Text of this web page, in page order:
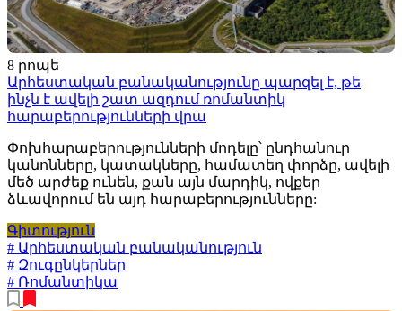
8 րոպե
Արհեստական բանականությունը պարզել է, թե
ինչն է ավելի շատ ազդում ռոմանտիկ
հարաբերությունների վրա
Փոխհարաբերությունների մոդելը՝ ընդհանուր
կանոնները, կատակները, համատեղ փորձը, ավելի
մեծ արժեք ունեն, քան այն մարդիկ, ովքեր
ձևավորում են այդ հարաբերությունները:
Գիտություն
# Արհեստական բանականություն
# Զուգընկերներ
# Ռոմանտիկա